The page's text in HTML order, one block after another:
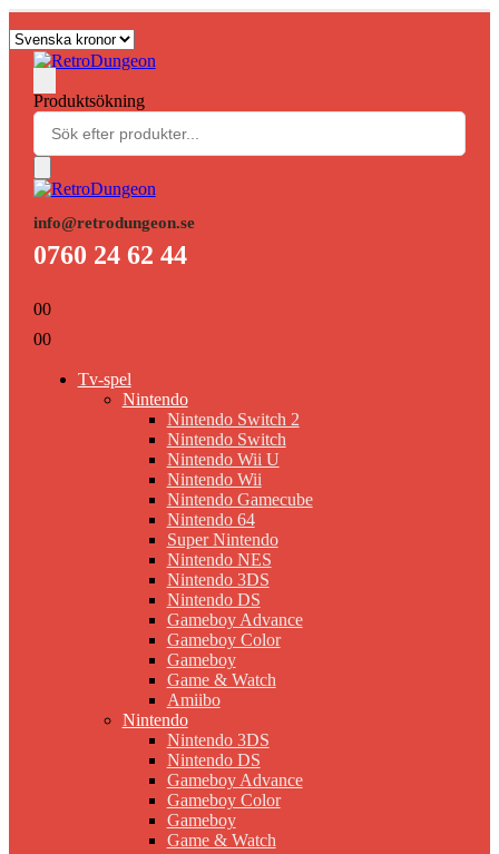
Produktsökning
info@retrodungeon.se
0760 24 62 44
00
00
Tv-spel
Nintendo
Nintendo Switch 2
Nintendo Switch
Nintendo Wii U
Nintendo Wii
Nintendo Gamecube
Nintendo 64
Super Nintendo
Nintendo NES
Nintendo 3DS
Nintendo DS
Gameboy Advance
Gameboy Color
Gameboy
Game & Watch
Amiibo
Nintendo
Nintendo 3DS
Nintendo DS
Gameboy Advance
Gameboy Color
Gameboy
Game & Watch